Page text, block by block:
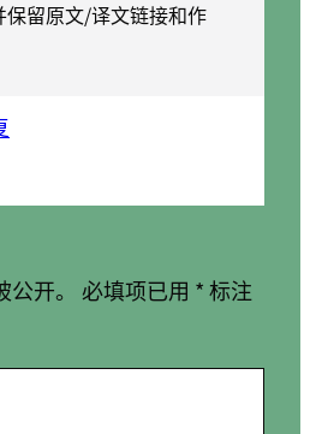
留原文/译文链接和作
开。
必填项已用 *标注